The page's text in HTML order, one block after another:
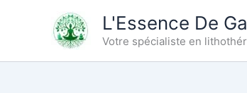
L'Essence De
Votre spécialiste en